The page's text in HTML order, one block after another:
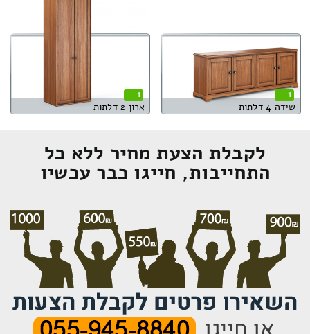
1
שידה 4 דלתות
1
ארון 2 דלתות
לקבלת הצעת מחיר ללא כל
התחייבות, חייגו כבר עכשיו